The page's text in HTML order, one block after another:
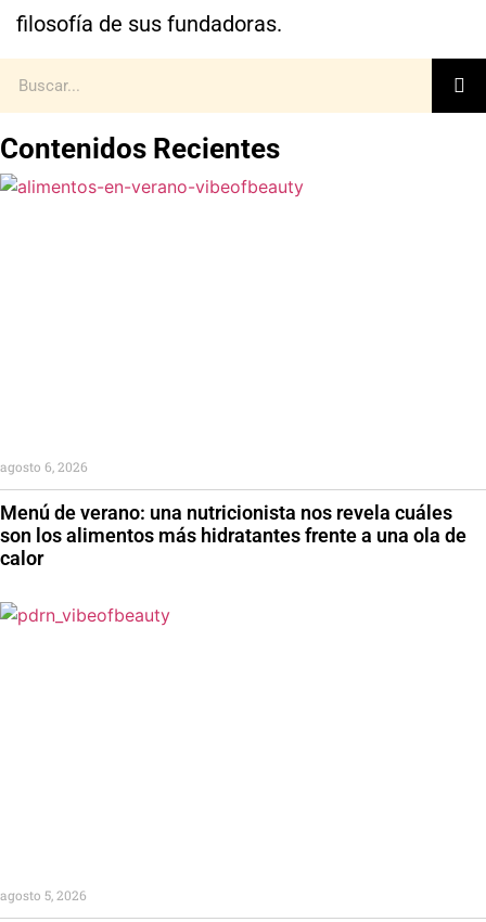
filosofía de sus fundadoras.
Contenidos Recientes
Menú de verano: una nutricionista nos revela cuáles
son los alimentos más hidratantes frente a una ola de
calor
agosto 6, 2026
agosto 5, 2026